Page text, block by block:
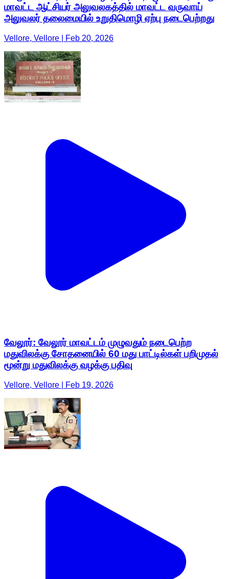
மாவட்ட ஆட்சியர் அலுவலகத்தில் மாவட்ட வருவாய்
அலுவலர் தலைமையில் உறுதிமொழி ஏற்பு நடைபெற்றது
Vellore, Vellore | Feb 20, 2026
வேலூர்: வேலூர் மாவட்டம் முழுவதும் நடைபெற்ற
மதுவிலக்கு சோதனையில் 60 மது பாட்டில்கள் பறிமுதல்
மூன்று மதுவிலக்கு வழக்கு பதிவு
Vellore, Vellore | Feb 19, 2026